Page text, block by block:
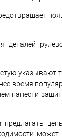
указывают
время
нанести